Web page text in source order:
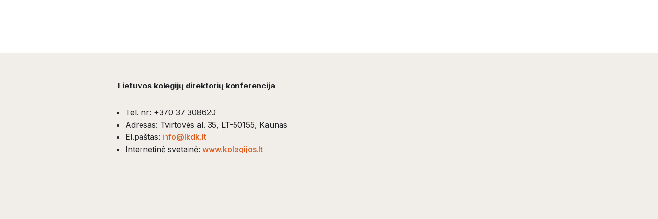
Lietuvos kolegijų direktorių konferencija
Tel. nr: +370 37 308620
Adresas: Tvirtovės al. 35, LT-50155, Kaunas
El.paštas: info@lkdk.lt
Internetinė svetainė: www.kolegijos.lt